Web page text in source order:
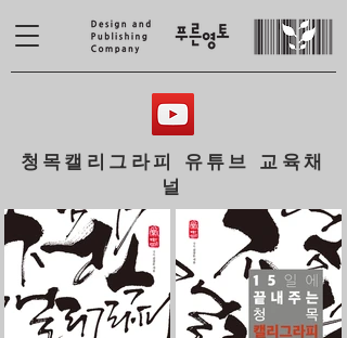
청목캘리그라피 유튜브 교육채
널